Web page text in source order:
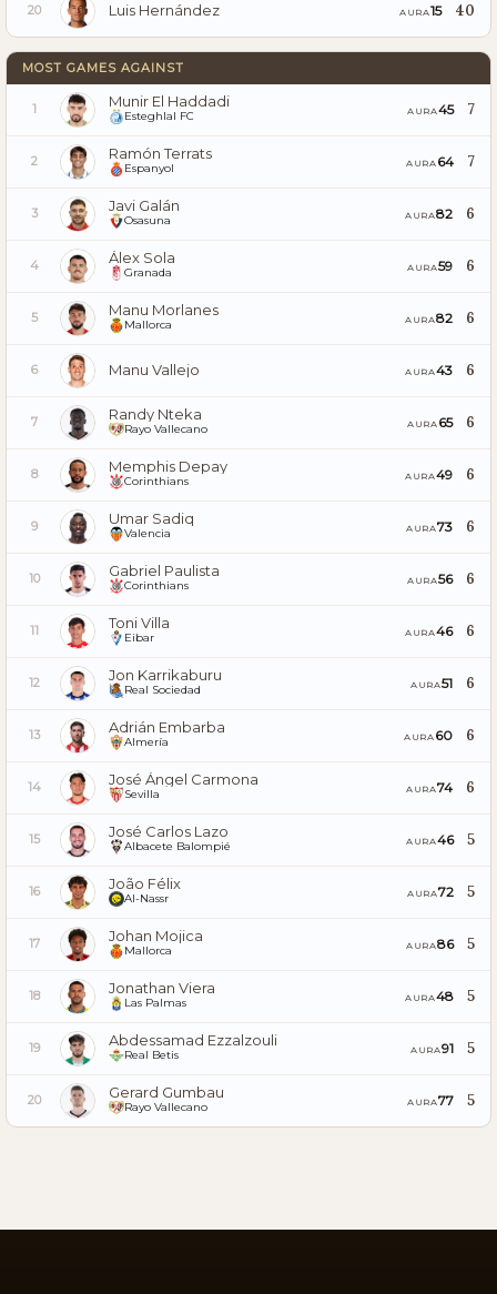
20 Luis Hernández AURA15 40
MOST GAMES AGAINST
1 Munir El Haddadi
Esteghlal FC AURA45 7
2 Ramón Terrats
Espanyol AURA 64 7
3 Javi Galán
Osasuna AURA82 6
4 Álex Sola
Granada AURA59 6
5 Manu Morlanes
Mallorca AURA82 6
6 Manu Vallejo AURA43 6
7 Randy Nteka
Rayo Vallecano AURA 65 6
8 Memphis Depay
Corinthians AURA49 6
9 Umar Sadiq
Valencia AURA73 6
10 Gabriel Paulista
Corinthians AURA56 6
11 Toni Villa
Eibar AURA46 6
12 Jon Karrikaburu
Real Sociedad AURA51 6
13 Adrián Embarba
Almería AURA 60 6
14 José Ángel Carmona
Sevilla AURA74 6
15 José Carlos Lazo
Albacete Balompié AURA46 5
16 João Félix
Al-Nassr AURA72 5
17 Johan Mojica
Mallorca AURA86 5
18 Jonathan Viera
Las Palmas AURA48 5
19 Abdessamad Ezzalzouli
Real Betis AURA91 5
20 Gerard Gumbau
Rayo Vallecano AURA77 5